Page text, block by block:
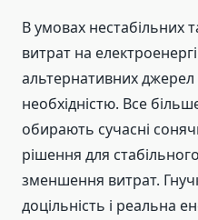
В умовах нестабільних
витрат на
альтернативних
необхідністю. Все
обирають сучасні
рішення для
зменшення витрат.
доцільність і реальна